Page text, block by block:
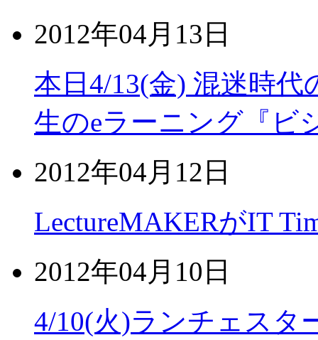
2012年04月13日
本日4/13(金) 混迷時
生のeラーニング『ビ
2012年04月12日
LectureMAKERがIT
2012年04月10日
4/10(火)ランチェスタ